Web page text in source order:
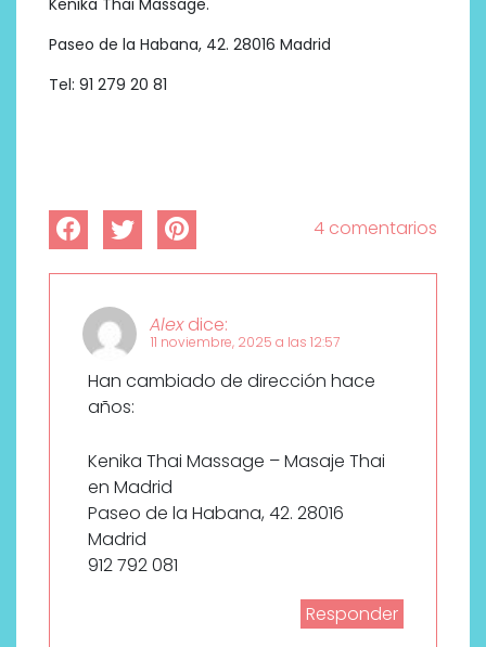
Kenika Thai Massage.
Paseo de la Habana, 42. 28016 Madrid
Tel: 91 279 20 81
4 comentarios
Alex dice:
11 noviembre, 2025 a las 12:57
Han cambiado de dirección hace
años:
Kenika Thai Massage – Masaje Thai
en Madrid
Paseo de la Habana, 42. 28016
Madrid
912 792 081
Responder